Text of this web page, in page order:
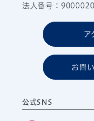
法人番号：
ア
お問
公式SNS